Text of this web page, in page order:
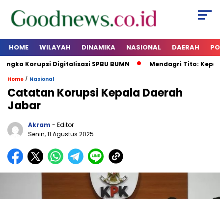
HOME WILAYAH DINAMIKA NASIONAL DAERAH
Korupsi Digitalisasi SPBU BUMN Mendagri Tito: Kepala
Home / Nasional
Catatan Korupsi Kepala Daerah
Jabar
Akram - Editor
Senin, 11 Agustus 2025